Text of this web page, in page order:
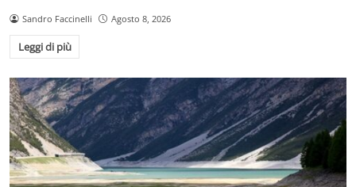
Sandro Faccinelli Agosto 8, 2026
Leggi di più